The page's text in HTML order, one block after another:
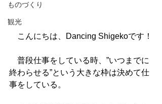
ものづくり
観光
こんにちは、Dancing Shigekoです！
普段仕事をしている時、”いつまでに
終わらせる”という大きな枠は決めて仕
事をしている。